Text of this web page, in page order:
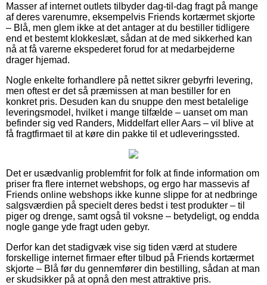
Masser af internet outlets tilbyder dag-til-dag fragt på mange
af deres varenumre, eksempelvis Friends kortærmet skjorte
– Blå, men glem ikke at det antager at du bestiller tidligere
end et bestemt klokkeslæt, sådan at de med sikkerhed kan
nå at få varerne ekspederet forud for at medarbejderne
drager hjemad.
Nogle enkelte forhandlere på nettet sikrer gebyrfri levering,
men oftest er det så præmissen at man bestiller for en
konkret pris. Desuden kan du snuppe den mest betalelige
leveringsmodel, hvilket i mange tilfælde – uanset om man
befinder sig ved Randers, Middelfart eller Aars – vil blive at
få fragtfirmaet til at køre din pakke til et udleveringssted.
Det er usædvanlig problemfrit for folk at finde information om
priser fra flere internet webshops, og ergo har massevis af
Friends online webshops ikke kunne slippe for at nedbringe
salgsværdien på specielt deres bedst i test produkter – til
piger og drenge, samt også til voksne – betydeligt, og endda
nogle gange yde fragt uden gebyr.
Derfor kan det stadigvæk vise sig tiden værd at studere
forskellige internet firmaer efter tilbud på Friends kortærmet
skjorte – Blå før du gennemfører din bestilling, sådan at man
er skudsikker på at opnå den mest attraktive pris.